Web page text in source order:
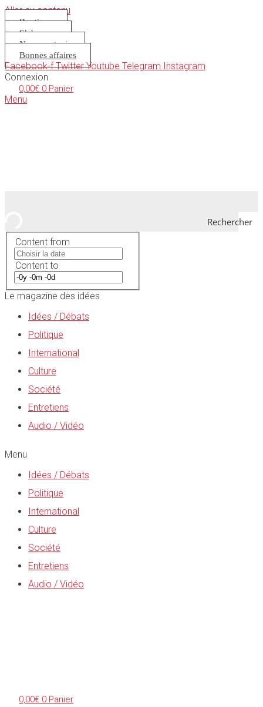
Aller au contenu
Boutique
S’abonner
Nous soutenir
Bonnes affaires
Facebook-f Twitter Youtube Telegram Instagram
Connexion
0,00€ 0 Panier
Menu
Rechercher
Content from
Content to
Le magazine des idées
Idées / Débats
Politique
International
Culture
Société
Entretiens
Audio / Vidéo
Menu
Idées / Débats
Politique
International
Culture
Société
Entretiens
Audio / Vidéo
0,00€ 0 Panier